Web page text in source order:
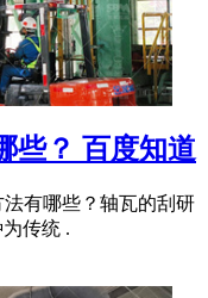
些？ 百度知道
有哪些？轴瓦的刮研
传统 .